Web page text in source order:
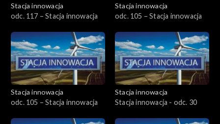
Stacja innowacja
odc. 117 – Stacja innowacja
Stacja innowacja
odc. 105 – Stacja innowacja
Stacja innowacja
odc. 105 – Stacja innowacja
Stacja innowacja
Stacja innowacja - odc. 30